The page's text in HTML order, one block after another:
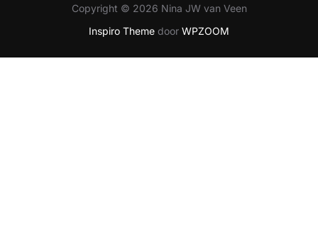
Copyright © 2026 Nina JW van Veen
Inspiro Theme door WPZOOM